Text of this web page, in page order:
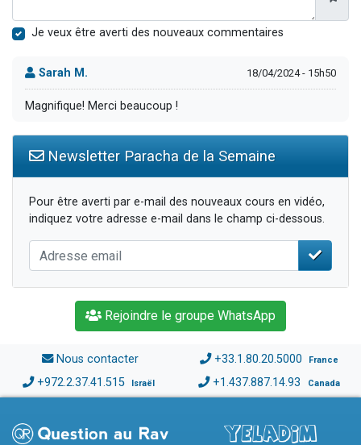
Je veux être averti des nouveaux commentaires
Sarah M. 18/04/2024 - 15h50
Magnifique! Merci beaucoup !
Newsletter Paracha de la Semaine
Pour être averti par e-mail des nouveaux cours en vidéo,
indiquez votre adresse e-mail dans le champ ci-dessous.
Rejoindre le groupe WhatsApp
Nous contacter +33.1.80.20.5000 France
+972.2.37.41.515 Israël +1.437.887.14.93 Canada